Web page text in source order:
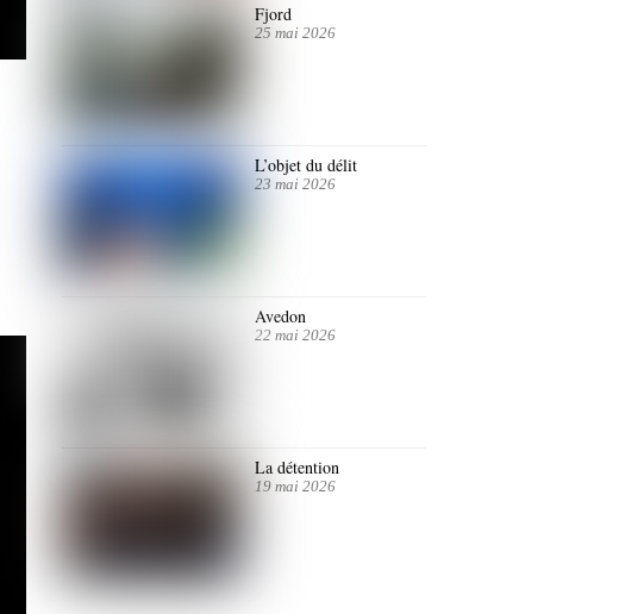
Fjord
25 mai 2026
L’objet du délit
23 mai 2026
Avedon
22 mai 2026
La détention
19 mai 2026